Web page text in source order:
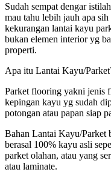
Sudah sempat dengar
mau tahu lebih jauh apa
kekurangan lantai kayu
bukan elemen interior yg
properti.
Apa itu Lantai Kayu/
Parket flooring yakni jenis
kepingan kayu yg sudah
potongan atau papan siap
Bahan Lantai Kayu/Parket
berasal 100% kayu asli
parket olahan, atau yang
atau laminate.